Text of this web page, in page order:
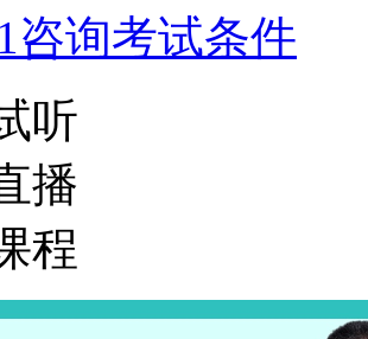
咨询考试条件
听
播
程